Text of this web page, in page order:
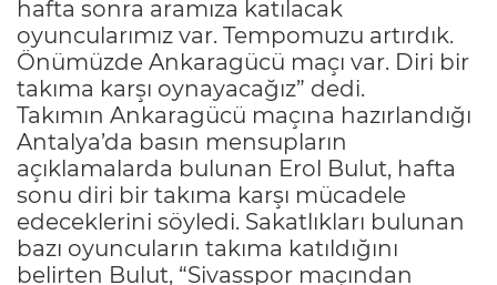
hafta sonra aramıza katılacak
oyuncularımız var. Tempomuzu artırdık.
Önümüzde Ankaragücü maçı var. Diri bir
takıma karşı oynayacağız” dedi.
Takımın Ankaragücü maçına hazırlandığı
Antalya’da basın mensupların
açıklamalarda bulunan Erol Bulut, hafta
sonu diri bir takıma karşı mücadele
edeceklerini söyledi. Sakatlıkları bulunan
bazı oyuncuların takıma katıldığını
belirten Bulut, “Sivasspor maçından